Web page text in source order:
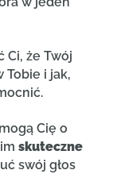
Ci, że Twój
Tobie i jak,
Cię o
skuteczne
swój głos